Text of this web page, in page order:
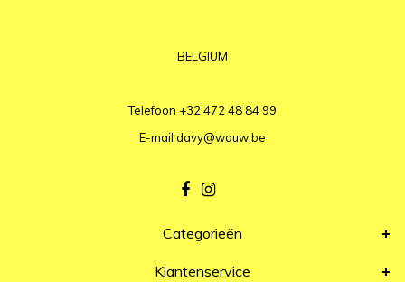
BELGIUM
Telefoon +32 472 48 84 99
E-mail davy@wauw.be
Categorieën
Klantenservice